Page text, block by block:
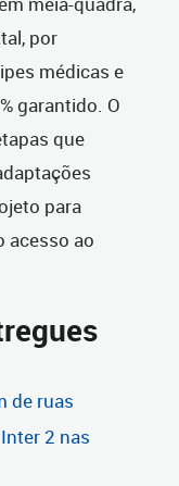
por
médicas e
garantido. O
que
para
acesso ao
de ruas
2 nas